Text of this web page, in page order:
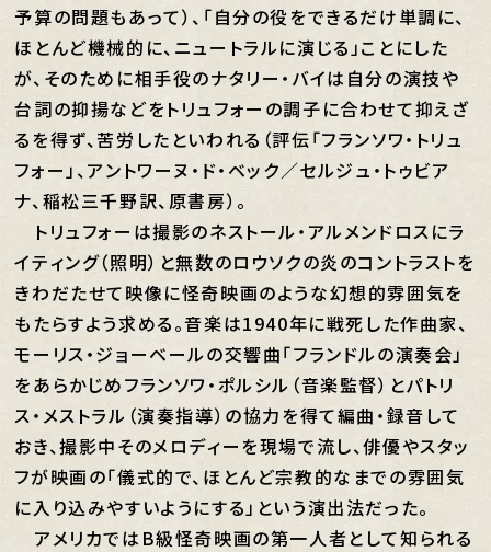
予算の問題もあって）、「自分の役をできるだけ単調に、
ほとんど機械的に、ニュートラルに演じる」ことにした
が、そのために相手役のナタリー・バイは自分の演技や
台詞の抑揚などをトリュフォーの調子に合わせて抑えざ
るを得ず、苦労したといわれる（評伝「フランソワ・トリュ
フォー」、アントワーヌ・ド・ベック／セルジュ・トゥビア
ナ、稲松三千野訳、原書房）。
トリュフォーは撮影のネストール・アルメンドロスにラ
イティング（照明）と無数のロウソクの炎のコントラストを
きわだたせて映像に怪奇映画のような幻想的雰囲気を
もたらすよう求める。音楽は1940年に戦死した作曲家、
モーリス・ジョーベールの交響曲「フランドルの演奏会」
をあらかじめフランソワ・ポルシル（音楽監督）とパトリ
ス・メストラル（演奏指導）の協力を得て編曲・録音して
おき、撮影中そのメロディーを現場で流し、俳優やスタッ
フが映画の「儀式的で、ほとんど宗教的なまでの雰囲気
に入り込みやすいようにする」という演出法だった。
アメリカではB級怪奇映画の第一人者として知られる